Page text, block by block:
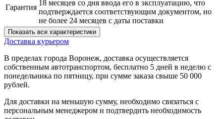
Гарантия
18 месяцев со дня ввода его в эксплуатацию, что
подтверждается соответствующим документом, но
не более 24 месяцев с даты поставки
Показать все характеристики
Доставка курьером
В пределах города Воронеж, доставка осуществляется
собственным автотранспортом, бесплатно 5 дней в неделю с
понедельника по пятницу, при сумме заказа свыше 50 000
рублей.
Для доставки на меньшую сумму, необходимо связаться с
персональным менеджером и подтвердить необходимость